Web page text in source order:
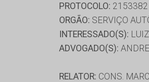
PROTOCOLO: 2153382
ORGÃO: SERVIÇO
INTERESSADO(S):
ADVOGADO(S):
RELATOR: CONS.